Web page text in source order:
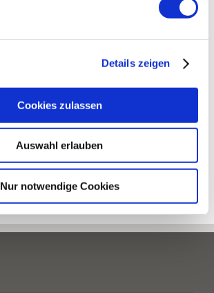
Details zeigen
Cookies zulassen
Auswahl erlauben
Nur notwendige Cookies